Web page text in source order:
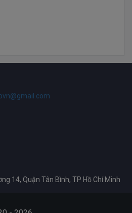
14, Quận Tân Bình, TP Hồ Chí Minh